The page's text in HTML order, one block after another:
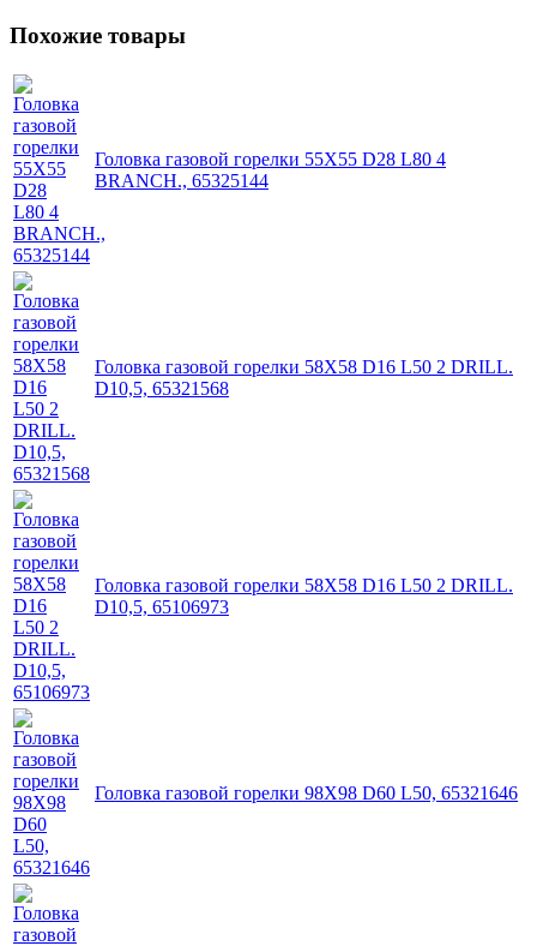
Похожие товары
Головка газовой горелки 55X55 D28 L80 4
BRANCH., 65325144
Головка газовой горелки 58X58 D16 L50 2 DRILL.
D10,5, 65321568
Головка газовой горелки 58X58 D16 L50 2 DRILL.
D10,5, 65106973
Головка газовой горелки 98X98 D60 L50, 65321646